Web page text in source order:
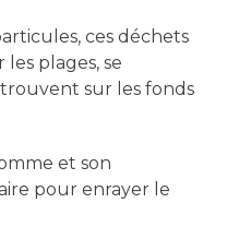
ces déchets
plages, se
sur les fonds
et son
pour enrayer le